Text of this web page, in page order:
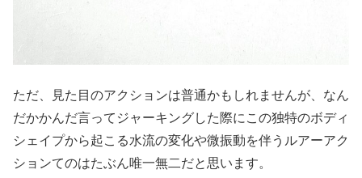
ただ、見た目のアクションは普通かもしれませんが、なん
だかかんだ言ってジャーキングした際にこの独特のボディ
シェイプから起こる水流の変化や微振動を伴うルアーアク
ションてのはたぶん唯一無二だと思います。